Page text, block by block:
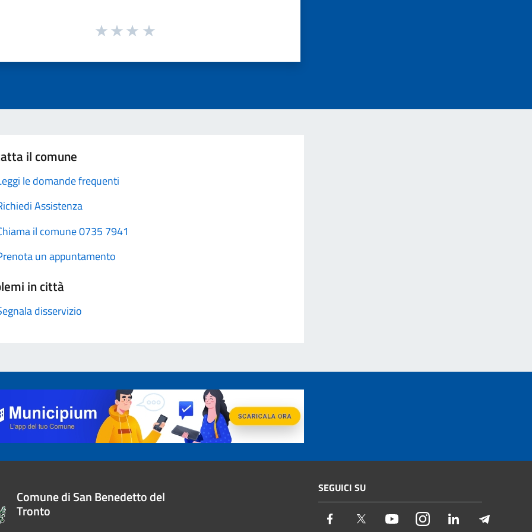
il comune
le domande frequenti
Assistenza
il comune 0735 7941
un appuntamento
in città
disservizio
Comune di San Benedetto del
Tronto
SEGUICI SU
Facebook Twitter YoutubeInstagramLinkedIn